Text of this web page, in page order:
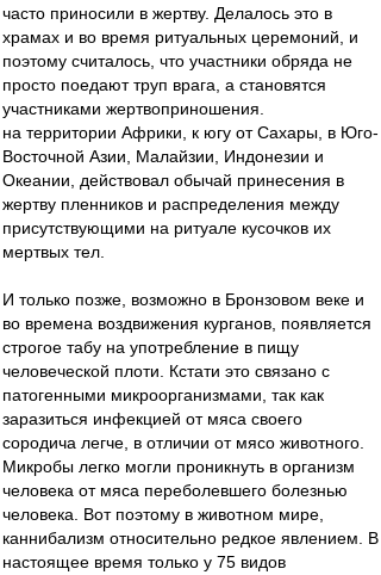
часто приносили в жертву. Делалось это в
храмах и во время ритуальных церемоний, и
поэтому считалось, что участники обряда не
просто поедают труп врага, а становятся
участниками жертвоприношения.
на территории Африки, к югу от Сахары, в Юго-
Восточной Азии, Малайзии, Индонезии и
Океании, действовал обычай принесения в
жертву пленников и распределения между
присутствующими на ритуале кусочков их
мертвых тел.
И только позже, возможно в Бронзовом веке и
во времена воздвижения курганов, появляется
строгое табу на употребление в пищу
человеческой плоти. Кстати это связано с
патогенными микроорганизмами, так как
заразиться инфекцией от мяса своего
сородича легче, в отличии от мясо животного.
Микробы легко могли проникнуть в организм
человека от мяса переболевшего болезнью
человека. Вот поэтому в животном мире,
каннибализм относительно редкое явлением. В
настоящее время только у 75 видов